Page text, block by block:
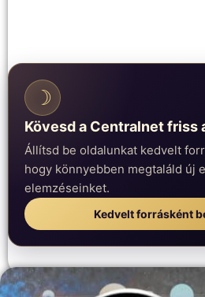
☽
Kövesd a Centralnet friss
Állítsd be oldalunkat kedvelt
hogy könnyebben megtaláld új
elemzéseinket.
Kedvelt forrásként